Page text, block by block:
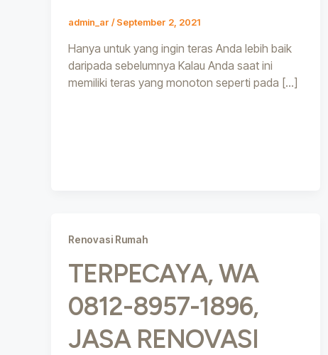
admin_ar /September 2, 2021
Hanya untuk yang ingin teras Anda lebih baik
daripada sebelumnya Kalau Anda saat ini
memiliki teras yang monoton seperti pada […]
Renovasi Rumah
TERPECAYA, WA
0812-8957-1896,
JASA RENOVASI